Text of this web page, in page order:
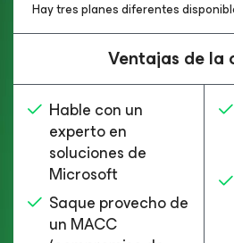
Hay tres planes diferentes
Ventajas de la
Hable con un
experto en
soluciones de
Microsoft
Saque provecho de
un MACC